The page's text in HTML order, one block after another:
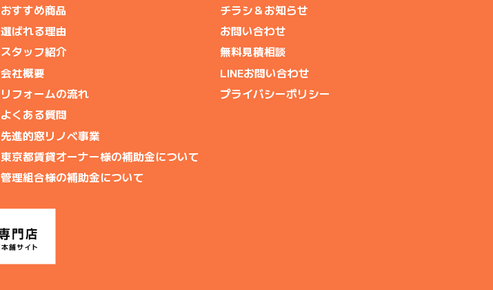
おすすめ商品
選ばれる理由
スタッフ紹介
会社概要
リフォームの流れ
よくある質問
先進的窓リノベ事業
東京都賃貸オーナー様の補助金について
管理組合様の補助金について
チラシ＆お知らせ
お問い合わせ
無料見積相談
LINEお問い合わせ
プライバシーポリシー